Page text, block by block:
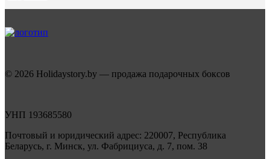
© 2026 Holidaystory.by — продажа подарочных боксов
УНП 193685580
Почтовый и юридический адрес: 220007, Республика
Беларусь, г. Минск, ул. Фабрициуса, д. 7, пом. 38